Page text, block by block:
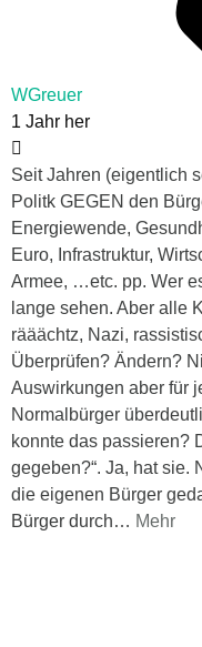
WGreuer
1 Jahr her
Seit Jahren (eigentlich
Politk GEGEN den
Energiewende,
Euro, Infrastruktur,
Armee, …etc. pp. Wer
lange sehen. Aber alle
rääächtz, Nazi,
Überprüfen? Ändern?
Auswirkungen aber für
Normalbürger
konnte das passieren?
gegeben?“. Ja, hat sie.
die eigenen Bürger
Bürger durch… Mehr